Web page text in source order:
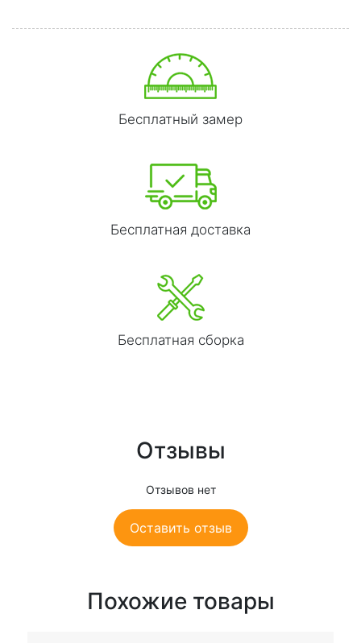
Бесплатный замер
Бесплатная доставка
Бесплатная сборка
Отзывы
Отзывов нет
Оставить отзыв
Похожие товары